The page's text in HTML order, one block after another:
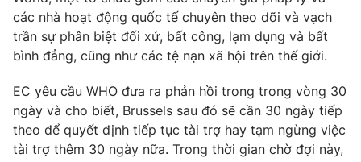
Email:toasoan@vtv.vn
Liên hệ quảng cáo:024-7300.7108
các nhà hoạt động quốc tế chuyên theo dõi và vạch
trần sự phân biệt đối xử, bất công, lạm dụng và bất
bình đẳng, cũng như các tệ nạn xã hội trên thế giới.
EC yêu cầu WHO đưa ra phản hồi trong trong vòng 30
ngày và cho biết, Brussels sau đó sẽ cần 30 ngày tiếp
theo để quyết định tiếp tục tài trợ hay tạm ngừng việc
tài trợ thêm 30 ngày nữa. Trong thời gian chờ đợi này,